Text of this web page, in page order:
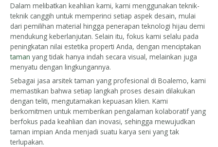
Dalam melibatkan keahlian kami, kami menggunakan teknik-
teknik canggih untuk memperinci setiap aspek desain, mulai
dari pemilihan material hingga penerapan teknologi hijau demi
mendukung keberlanjutan. Selain itu, fokus kami selalu pada
peningkatan nilai estetika properti Anda, dengan menciptakan
taman yang tidak hanya indah secara visual, melainkan juga
menyatu dengan lingkungannya.
Sebagai jasa arsitek taman yang profesional di Boalemo, kami
memastikan bahwa setiap langkah proses desain dilakukan
dengan teliti, mengutamakan kepuasan klien. Kami
berkomitmen untuk memberikan pengalaman kolaboratif yang
berfokus pada keahlian dan inovasi, sehingga mewujudkan
taman impian Anda menjadi suatu karya seni yang tak
terlupakan.